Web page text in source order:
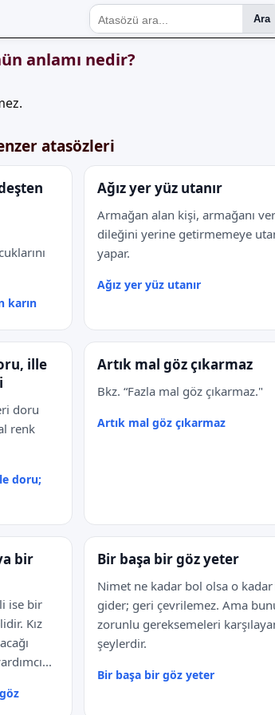
Ara
anlamı nedir?
atasözleri
karın
Ağız yer yüz utanır
Armağan alan kişi, armağanı
dileğini yerine getirmemeye
yapar.
Ağız yer yüz utanır
ille
doru
renk
doru;
Artık mal göz çıkarmaz
Bkz. “Fazla mal göz çıkarmaz."
Artık mal göz çıkarmaz
bir
ise bir
Kız
Bir başa bir göz yeter
Nimet ne kadar bol olsa o
gider; geri çevrilemez. Ama
zorunlu gereksemeleri
şeylerdir.
Bir başa bir göz yeter